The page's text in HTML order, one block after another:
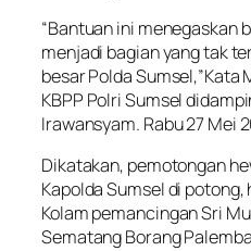
“Bantuan ini menegaskan
menjadi bagian yang tak
besar Polda Sumsel,”Kata
KBPP Polri Sumsel
Irawansyam. Rabu 27 Mei
Dikatakan, pemotongan
Kapolda Sumsel di potong,
Kolam pemancingan Sri
Sematang Borang